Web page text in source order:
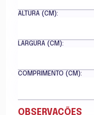
ALTURA (CM):
LARGURA (CM):
COMPRIMENTO (CM):
OBSERVAÇÕES